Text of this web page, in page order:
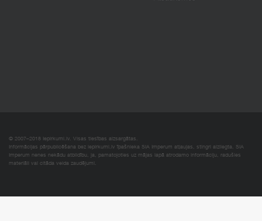
© 2007–2018 Iepirkumi.lv. Visas tiesības aizsargātas.
Informācijas pārpublicēšana bez iepirkumi.lv īpašnieka SIA Imperum atļaujas, stingri aizliegta. SIA
Imperum nenes nekādu atbildību, ja, pamatojoties uz mājas lapā atrodamo informāciju, radušies
materiāli vai citāda veida zaudējumi.